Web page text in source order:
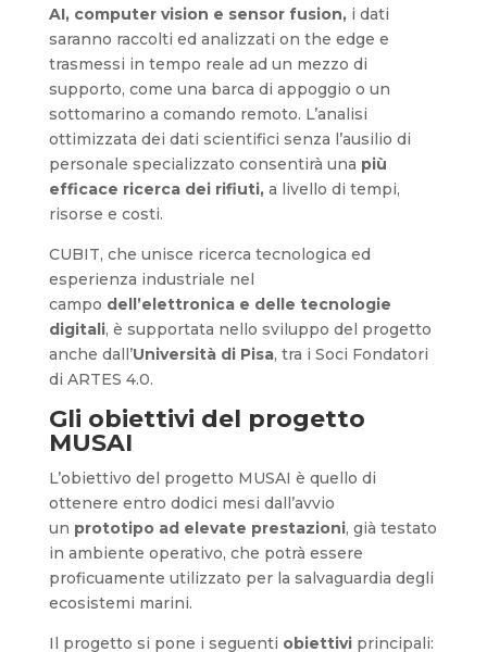
AI, computer vision e sensor fusion,i dati
saranno raccolti ed analizzati on the edge e
trasmessi in tempo reale ad un mezzo di
supporto, come una barca di appoggio o un
sottomarino a comando remoto. L’analisi
ottimizzata dei dati scientifici senza l’ausilio di
personale specializzato consentirà una più
efficace ricerca dei rifiuti,a livello di tempi,
risorse e costi.
CUBIT, che unisce ricerca tecnologica ed
esperienza industriale nel
campo dell’elettronica e delle tecnologie
digitali, è supportata nello sviluppo del progetto
anche dall’Università di Pisa, tra i Soci Fondatori
di ARTES 4.0.
Gli obiettivi del progetto
MUSAI
L’obiettivo del progetto MUSAI è quello di
ottenere entro dodici mesi dall’avvio
un prototipo ad elevate prestazioni, già testato
in ambiente operativo, che potrà essere
proficuamente utilizzato per la salvaguardia degli
ecosistemi marini.
Il progetto si pone i seguenti obiettiviprincipali: